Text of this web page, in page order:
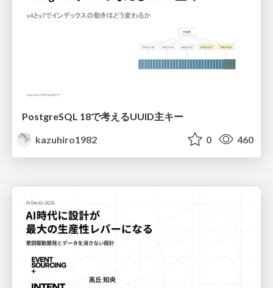
PostgreSQL 18で考えるUUID主キー
kazuhiro1982
0 460